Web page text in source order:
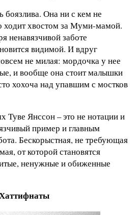
Она ни с кем не
ходит хвостом за Муми-мамой.
ненавязчивой заботе
видимой. И вдруг
не милая: мордочка у нее
и вообще она стоит малышки
хохоча над упавшим с мостков
Туве Янссон – это не нотации и
пример и главным
Бескорыстная, не требующая
от которой становятся
ненужные и обиженные